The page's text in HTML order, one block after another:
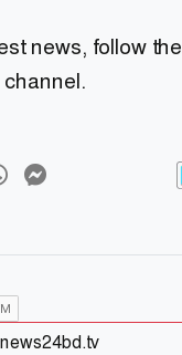
news, follow the